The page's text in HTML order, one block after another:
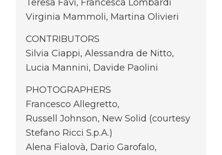
Teresa Favi, Francesca Lombardi
Virginia Mammoli, Martina Olivieri
CONTRIBUTORS
Silvia Ciappi, Alessandra de Nitto,
Lucia Mannini, Davide Paolini
PHOTOGRAPHERS
Francesco Allegretto,
Russell Johnson, New Solid (courtesy
Stefano Ricci S.p.A.)
Alena Fialovà, Dario Garofalo,